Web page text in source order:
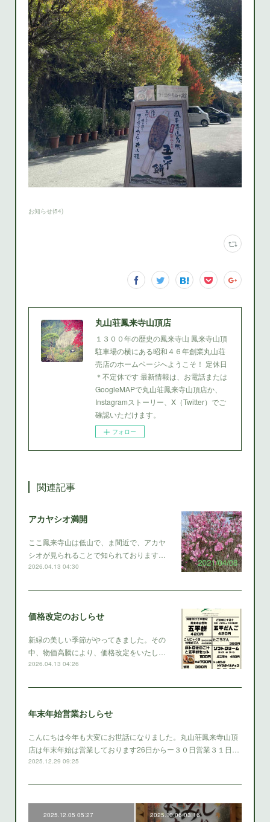
お知らせ(54)
丸山荘鳳来寺山頂店
１３００年の歴史の鳳来寺山 鳳来寺山頂
駐車場の横にある昭和４６年創業丸山荘
売店のホームページへようこそ！ 定休日
＊不定休です 最新情報は、お電話または
GoogleMAPで丸山荘鳳来寺山頂店か、
Instagramストーリー、X（Twitter）でご
確認いただけます。
フォロー
関連記事
アカヤシオ満開
ここ鳳来寺山は低山で、ま間近で、アカヤ
シオが見られることで知られております…
2026.04.13 04:30
価格改定のおしらせ
新緑の美しい季節がやってきました。その
中、物価高騰により、価格改定をいたし…
2026.04.13 04:26
年末年始営業おしらせ
こんにちは今年も大変にお世話になりました。丸山荘鳳来寺山頂
店は年末年始は営業しております26日からー３０日営業３１日…
2025.12.29 09:25
2025.12.05 05:27 2025.10.06 03:16